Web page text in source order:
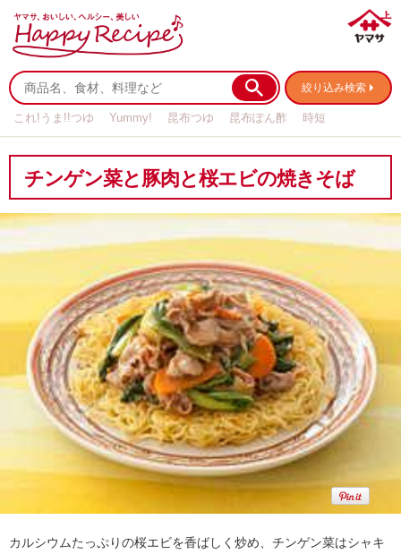
絞り込み検索
これ!うま!!つゆ Yummy! 昆布つゆ 昆布ぽん酢
時短
チンゲン菜と豚肉と桜エビの焼きそば
カルシウムたっぷりの桜エビを香ばしく炒め、チンゲン菜はシャキ